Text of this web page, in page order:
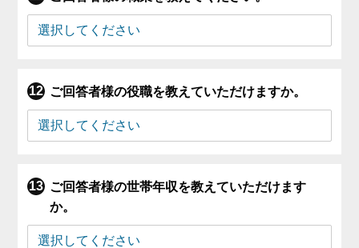
ご回答者様の役職を教えていただけますか。
ご回答者様の世帯年収を教えていただけます
か。